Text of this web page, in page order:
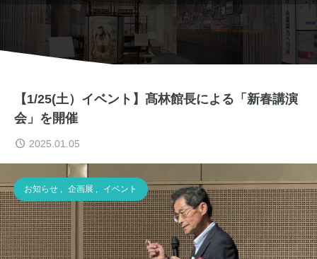
【1/25(土）イベント】髙林館長による「新春講演
会」を開催
2025.01.05
お知らせ , 企画展 , イベント